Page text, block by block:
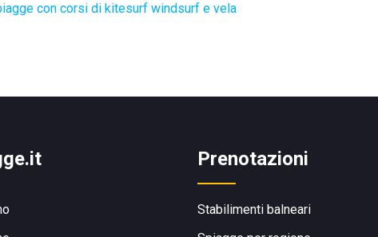
con corsi di kitesurf windsurf e vela
Prenotazioni
Stabilimenti balneari